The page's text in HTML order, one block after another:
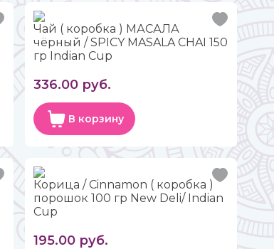
Чай ( коробка ) МАСАЛА
чёрный / SPICY MASALA CHAI 150
гр Indian Cup
336.00 руб.
В корзину
Корица / Cinnamon ( коробка )
порошок 100 гр New Deli/ Indian
Cup
195.00 руб.